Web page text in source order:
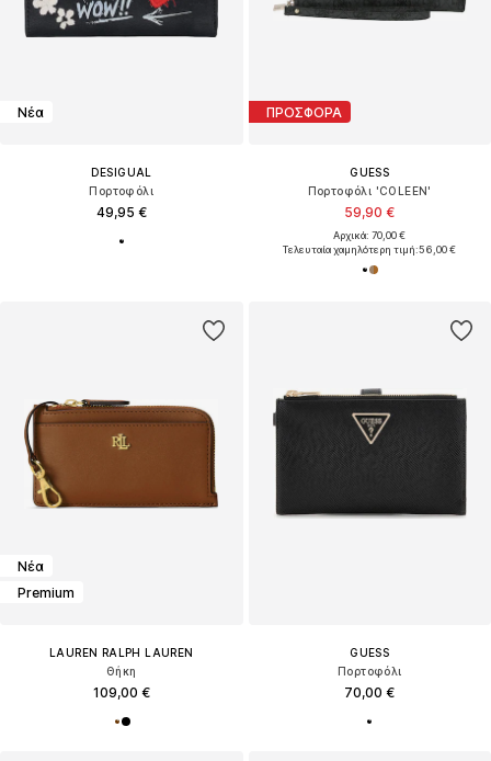
Νέα
DESIGUAL
Πορτοφόλι
49,95 €
ΠΡΟΣΦΟΡΑ
GUESS
Πορτοφόλι 'COLEEN'
59,90 €
Αρχικά: 70,00 €
Τελευταία χαμηλότερη τιμή:56,00 €
Νέα
Premium
LAUREN RALPH LAUREN
Θήκη
109,00 €
GUESS
Πορτοφόλι
70,00 €